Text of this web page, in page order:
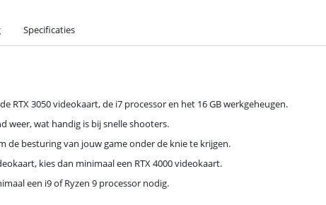
Specificaties
RTX 3050 videokaart, de i7 processor en het 16 GB werkgeheugen.
weer, wat handig is bij snelle shooters.
de besturing van jouw game onder de knie te krijgen.
kies dan minimaal een RTX 4000 videokaart.
een i9 of Ryzen 9 processor nodig.